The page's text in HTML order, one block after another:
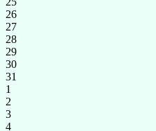
26
27
28
29
30
31
1
2
3
4